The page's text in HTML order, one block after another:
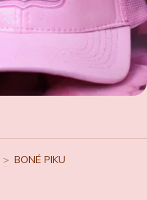
> BONÉ PIKU